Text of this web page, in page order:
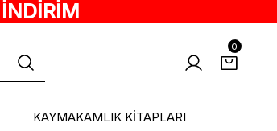
0
KAYMAKAMLIK KİTAPLARI